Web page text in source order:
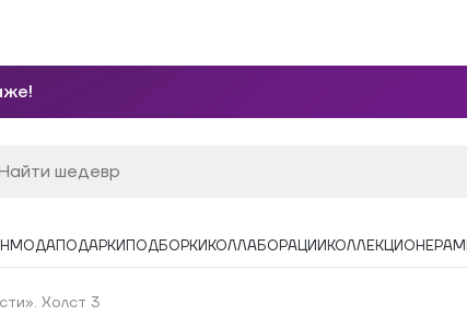
МОДАПОДАРКИ ПОДБОРКИ КОЛЛАБОРАЦИИ КОЛЛЕКЦИОНЕРАМ
Холст 3